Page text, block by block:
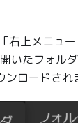
右上メニュ
いたフォル
ンロードされ